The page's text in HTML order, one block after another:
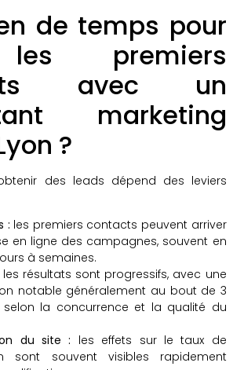
de temps pour
premiers
avec un
marketing
?
des leads dépend des leviers
: les premiers contacts peuvent arriver
en ligne des campagnes, souvent en
à semaines.
les résultats sont progressifs, avec une
notable généralement au bout de 3
la concurrence et la qualité du
du site : les effets sur le taux de
sont souvent visibles rapidement